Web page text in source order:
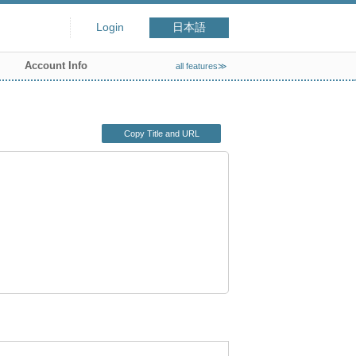
Login 日本語
Account Info all features≫
Copy Title and URL